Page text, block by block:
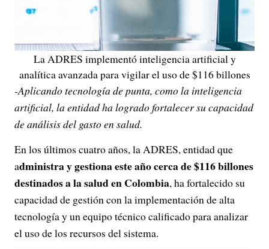
La ADRES implementó inteligencia artificial y
analítica avanzada para vigilar el uso de $116 billones
-Aplicando tecnología de punta, como la inteligencia
artificial, la entidad ha logrado fortalecer su capacidad
de análisis del gasto en salud.
En los últimos cuatro años, la ADRES, entidad que
administra y gestiona este año cerca de $116 billones
destinados a la salud en Colombia, ha fortalecido su
capacidad de gestión con la implementación de alta
tecnología y un equipo técnico calificado para analizar
el uso de los recursos del sistema.